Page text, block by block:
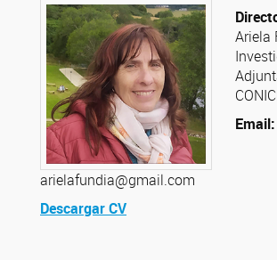
Ariela
Adj
Email:
arielafundia@gmail.com
Descargar CV